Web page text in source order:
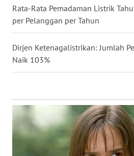
Rata-Rata Pemadaman Listrik
per Pelanggan per Tahun
Dirjen Ketenagalistrikan: Jumlah
Naik 103%
LESUNG
WN
KARO
WN
WN
LABUHANBATU